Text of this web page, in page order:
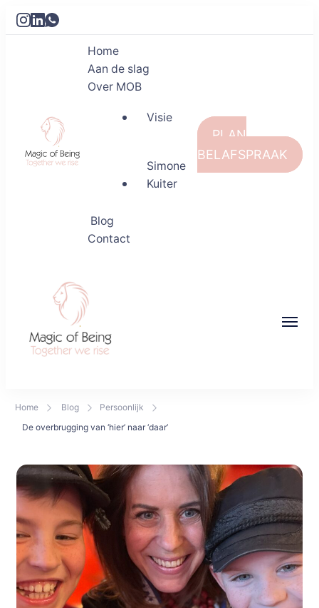
Magic of Being
Home
Aan de slag
Over MOB
Visie
Simone
Kuiter
Blog
Contact
PLAN
BELAFSPRAAK
Home Blog
Persoonlijk
De overbrugging van ‘hier’ naar ‘daar’